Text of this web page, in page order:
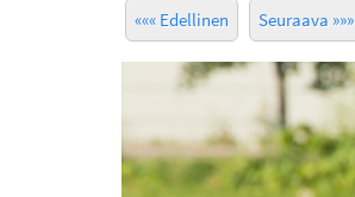
««« Edellinen Seuraava »»»